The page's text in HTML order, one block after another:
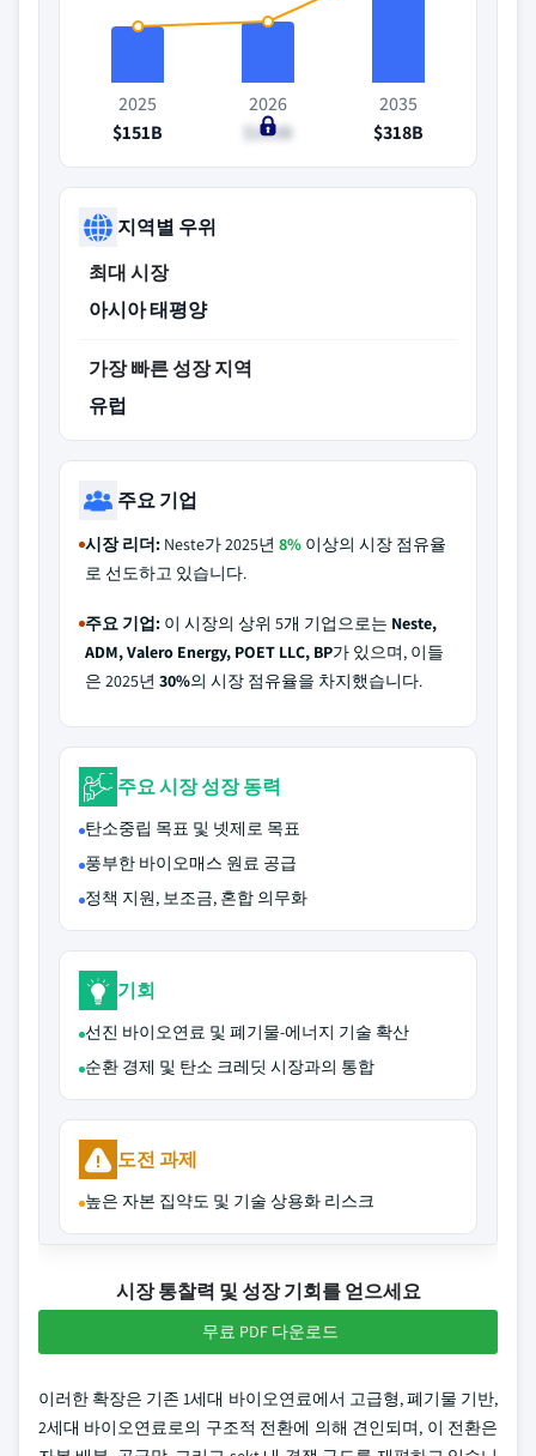
2025
$151B
2026
$163B
2035
$318B
지역별 우위
최대 시장
아시아 태평양
가장 빠른 성장 지역
유럽
주요 기업
시장 리더: Neste가 2025년 8% 이상의 시장 점유율
로 선도하고 있습니다.
주요 기업: 이 시장의 상위 5개 기업으로는 Neste,
ADM, Valero Energy, POET LLC, BP가 있으며, 이들
은 2025년 30%의 시장 점유율을 차지했습니다.
주요 시장 성장 동력
탄소중립 목표 및 넷제로 목표
풍부한 바이오매스 원료 공급
정책 지원, 보조금, 혼합 의무화
기회
선진 바이오연료 및 폐기물-에너지 기술 확산
순환 경제 및 탄소 크레딧 시장과의 통합
도전 과제
높은 자본 집약도 및 기술 상용화 리스크
시장 통찰력 및 성장 기회를 얻으세요
무료 PDF 다운로드
이러한 확장은 기존 1세대 바이오연료에서 고급형, 폐기물 기반,
2세대 바이오연료로의 구조적 전환에 의해 견인되며, 이 전환은